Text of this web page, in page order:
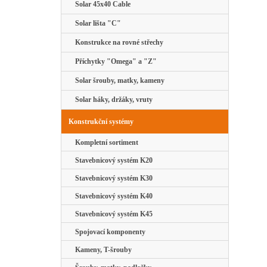
Solar 45x40 Cable
Solar lišta "C"
Konstrukce na rovné střechy
Příchytky "Omega" a "Z"
Solar šrouby, matky, kameny
Solar háky, držáky, vruty
Konstrukční systémy
Kompletní sortiment
Stavebnicový systém K20
Stavebnicový systém K30
Stavebnicový systém K40
Stavebnicový systém K45
Spojovací komponenty
Kameny, T-šrouby